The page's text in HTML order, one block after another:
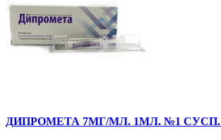
ДИПРОМЕТА 7МГ/МЛ. 1МЛ. №1